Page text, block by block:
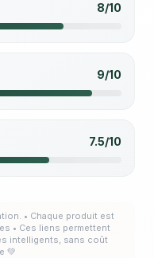
8/10
9/10
7.5/10
• Chaque produit est
• Ces liens permettent
intelligents, sans coût
💚